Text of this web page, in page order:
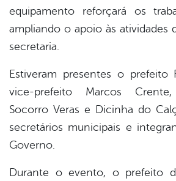
equipamento reforçará os
ampliando o apoio às atividades
secretaria.
Estiveram presentes o prefeito
vice-prefeito Marcos
Socorro Veras e Dicinha do
secretários municipais e
Governo.
Durante o evento, o prefeito